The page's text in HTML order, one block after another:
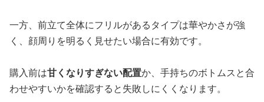
一方、前立て全体にフリルがあるタイプは華やかさが強
く、顔周りを明るく見せたい場合に有効です。
購入前は甘くなりすぎない配置か、手持ちのボトムスと合
わせやすいかを確認すると失敗しにくくなります。